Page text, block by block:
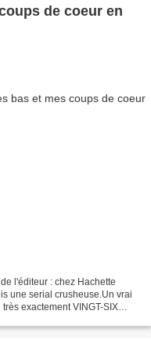
de coeur en
l'éditeur : chez Hachette
une serial crusheuse.Un vrai
exactement VINGT-SIX